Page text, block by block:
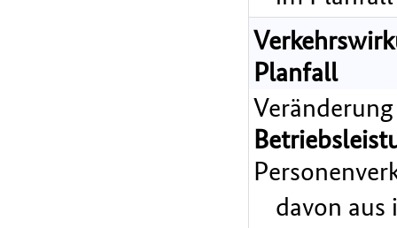
Planfall
davon